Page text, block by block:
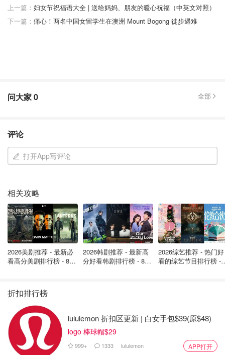
他表示，澳大利亚在该基地设有长期运作的指挥部，位置位
于迪拜市外，车程约半小时。该设施已运行多年，是澳军在
马尔斯还透露，澳大利亚目前在中东多个国家部署了超过
100名现役军人，大部分集中在阿联酋，而阿尔敏哈德基地
在整体部署中具有关键战略意义。
自2003年以来，该基地一直是澳洲在中东地区唯一的前沿
部署总部。自2021年从阿富汗撤军后，驻军人数有所减
上一篇： 妇女节祝福语大全 | 送给妈妈、朋友的暖心祝福（中英文对照）
下一篇： 痛心！两名中国女留学生在澳洲 Mount Bogong 徒步遇难
问大家0 全部
评论
打开App写评论
相关攻略
2026美剧推荐 - 最新必
看高分美剧排行榜 - 8月
2026韩剧推荐 - 最新高
分好看韩剧排行榜 - 8月
2026综艺推荐 - 热门好
看的综艺节目排行榜 -
折扣排行榜
lululemon 折扣区更新 | 白女手包$39(原$48)
logo 棒球帽$29
999+ 1333 lululemon APP打开